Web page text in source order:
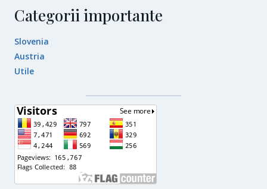
Categorii importante
Slovenia
Austria
Utile